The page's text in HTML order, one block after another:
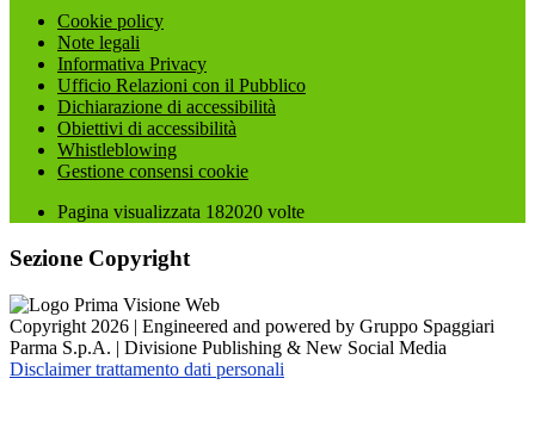
Cookie policy
Note legali
Informativa Privacy
Ufficio Relazioni con il Pubblico
Dichiarazione di accessibilità
Obiettivi di accessibilità
Whistleblowing
Gestione consensi cookie
Pagina visualizzata 182020 volte
Sezione Copyright
Copyright 2026 | Engineered and powered by Gruppo Spaggiari
Parma S.p.A. | Divisione Publishing & New Social Media
Disclaimer trattamento dati personali